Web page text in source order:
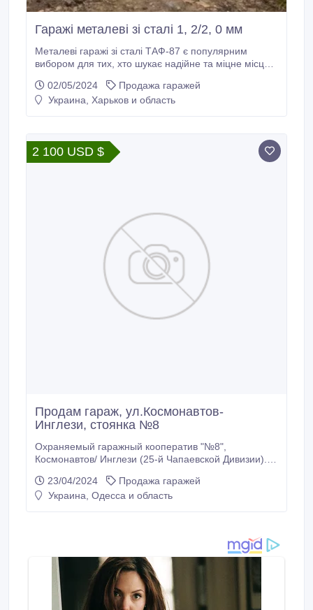
Гаражі металеві зі сталі 1, 2/2, 0 мм
Металеві гаражі зі сталі ТАФ-87 є популярним
вибором для тих, хто шукає надійне та міцне місце
Особливості виготовлення стандартних металевих
гаражів заводського виконання. При виготовленні
02/05/2024
Продажа гаражей
Украина, Харьков и область
2 100 USD $
Продам гараж, ул.Космонавтов-
Инглези, стоянка №8
Охраняемый гаражный кооператив "№8",
Космонавтов/ Инглези (25-й Чапаевской Дивизии).
ой ряд от охраны..
23/04/2024
Продажа гаражей
Украина, Одесса и область